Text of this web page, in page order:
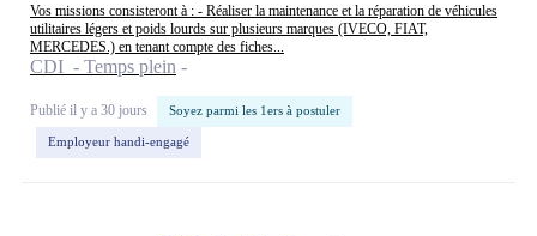
Vos missions consisteront à : - Réaliser la maintenance et la réparation de véhicules
utilitaires légers et poids lourds sur plusieurs marques (IVECO, FIAT,
MERCEDES.) en tenant compte des fiches...
CDI - Temps plein
Publié il y a 30 jours Soyez parmi les 1ers à postuler
Employeur handi-engagé